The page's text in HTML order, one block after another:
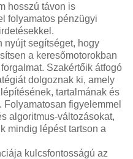
hosszú távon is
folyamatos pénzügyi
nyújt segítséget, hogy
a keresőmotorokban
Szakértőik átfogó
dolgoznak ki, amely
tartalmának és
figyelemmel
algoritmus-változásokat,
mindig lépést tartson a
kulcsfontosságú az